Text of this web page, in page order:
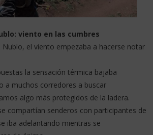
viento en las cumbres
Nublo, el viento empezaba a hacerse notar
la sensación térmica bajaba
a muchos corredores a buscar
algo más protegidos de la ladera.
compartían senderos con participantes de
iba adelantando mientras se